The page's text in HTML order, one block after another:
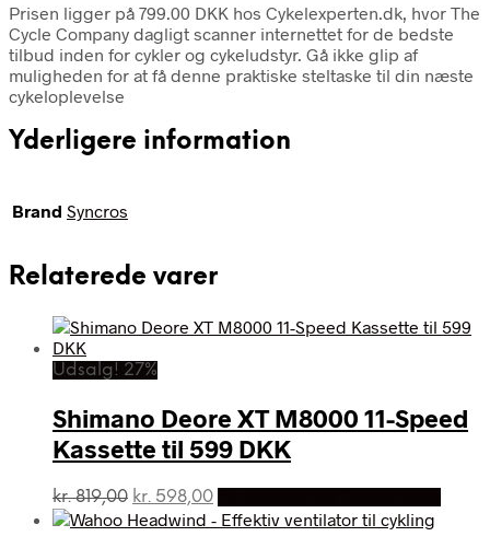
Prisen ligger på 799.00 DKK hos Cykelexperten.dk, hvor The
Cycle Company dagligt scanner internettet for de bedste
tilbud inden for cykler og cykeludstyr. Gå ikke glip af
muligheden for at få denne praktiske steltaske til din næste
cykeloplevelse
Yderligere information
Brand Syncros
Relaterede varer
Udsalg! 27%
Shimano Deore XT M8000 11-Speed
Kassette til 599 DKK
kr.819,00 Den
oprindelige
kr. 598,00Den
aktuelle